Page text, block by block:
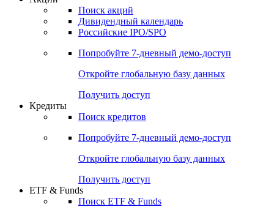
Откройте глобальную базу данных
Получить доступ
Поиск акций
Российские IPO/SPO
Попробуйте7-дневный
Откройте глобальную базу данных
Получить доступ
Поиск кредитов
Попробуйте7-дневный
Откройте глобальную базу данных